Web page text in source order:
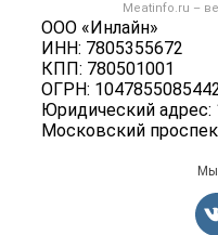
Meatinfo.ru –
ООО «Инлайн»
ИНН: 7805355672
КПП: 780501001
ОГРН:
Юридический адрес:
Московский
ПолитикаКолбасы,
Мясные
Мы